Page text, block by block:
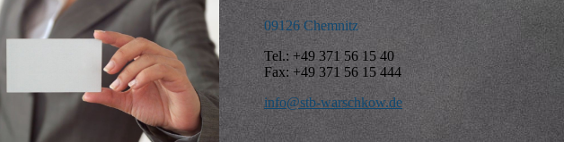
09126 Chemnitz
Tel.: +49 371 56 15 40
Fax: +49 371 56 15 444
info@stb-warschkow.de